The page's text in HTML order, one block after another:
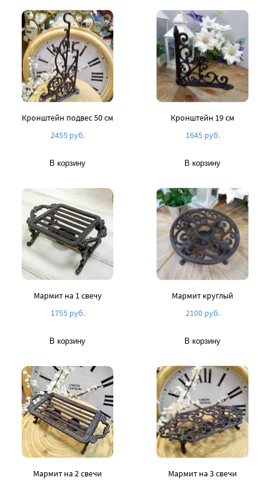
Кронштейн подвес 50 см
2455 руб.
В корзину
Кронштейн 19 см
1645 руб.
В корзину
Мармит на 1 свечу
1755 руб.
В корзину
Мармит круглый
2100 руб.
В корзину
Мармит на 2 свечи
Мармит на 3 свечи